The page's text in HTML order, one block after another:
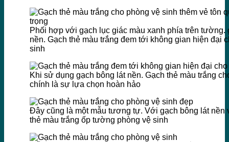
Phối hợp với gạch lục giác màu xanh phía trên tường.
nền. Gạch thẻ màu trắng đem tới không gian hiện đại
sinh
Khi sử dụng gạch bông lát nền. Gạch thẻ màu trắng
chính là sự lựa chọn hoàn hảo
Đây cũng là một mẫu tương tự. Với gạch bông lát nền
thẻ màu trắng ốp tường phòng vệ sinh